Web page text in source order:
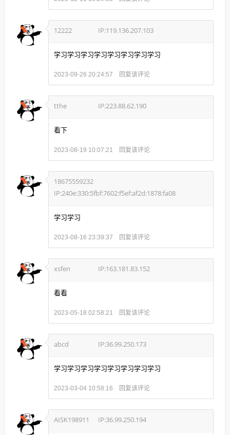
12222 IP:119.136.207.103
学习学习学习学习学习学习学习学习
2023-09-26 20:24:57 回复该评论
tthe IP:223.88.62.190
看下
2023-08-19 10:07:21 回复该评论
18675559232
IP:240e:330:5fbf:7602:f5ef:af2d:1878:fa08
学习学习
2023-08-16 23:39:37 回复该评论
xsfen IP:163.181.83.152
看看
2023-05-18 02:58:21 回复该评论
abcd IP:36.99.250.173
学习学习学习学习学习学习学习学习
2023-03-04 10:58:16 回复该评论
AISK198911 IP:36.99.250.194